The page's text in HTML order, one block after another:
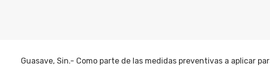
Guasave, Sin.- Como parte de las medidas preventivas a aplicar